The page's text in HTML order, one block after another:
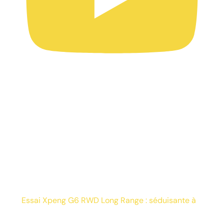
Essai Xpeng G6 RWD Long Range : séduisante à